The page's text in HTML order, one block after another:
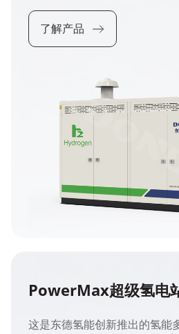
了解产品
PowerMax超级氢电
这是东德氢能创新推出的氢能